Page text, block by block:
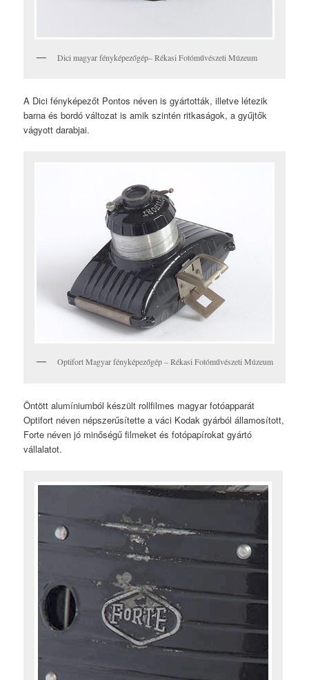
Dici magyar fényképezőgép– Rékasi Fotóművészeti Múzeum
A Dici fényképezőt Pontos néven is gyártották, illetve létezik
barna és bordó változat is amik szintén ritkaságok, a gyűjtők
vágyott darabjai.
Optifort Magyar fényképezőgép – Rékasi Fotóművészeti Múzeum
Öntött alumíniumból készült rollfilmes magyar fotóapparát
Optifort néven népszerűsítette a váci Kodak gyárból államosított,
Forte néven jó minőségű filmeket és fotópapírokat gyártó
vállalatot.